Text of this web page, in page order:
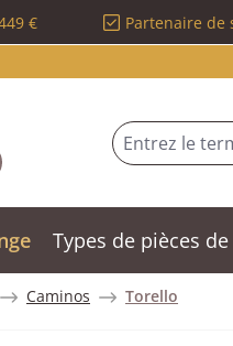
€ Partenaire de
Types de pièces
Caminos Torello